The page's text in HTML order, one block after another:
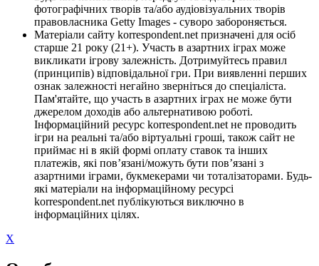
фотографічних творів та/або аудіовізуальних творів
правовласника Getty Images - суворо забороняється.
Матеріали сайту korrespondent.net призначені для осіб
старше 21 року (21+). Участь в азартних іграх може
викликати ігрову залежність. Дотримуйтесь правил
(принципів) відповідальної гри. При виявленні перших
ознак залежності негайно зверніться до спеціаліста.
Пам'ятайте, що участь в азартних іграх не може бути
джерелом доходів або альтернативою роботі.
Інформаційний ресурс korrespondent.net не проводить
ігри на реальні та/або віртуальні гроші, також сайт не
приймає ні в якій формі оплату ставок та інших
платежів, які пов’язані/можуть бути пов’язані з
азартними іграми, букмекерами чи тоталізаторами. Будь-
які матеріали на інформаційному ресурсі
korrespondent.net публікуються виключно в
інформаційних цілях.
X